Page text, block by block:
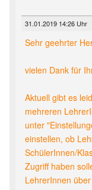
31.01.2019 14:26 Uhr
Sehr geehrter
vielen Dank für
Aktuell gibt es
mehreren
unter
einstellen, ob
SchülerInnen/
Zugriff haben
LehrerInnen